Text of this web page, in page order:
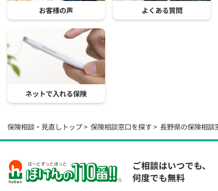
お客様の声 よくある質問
ネットで入れる保険
保険相談・見直しトップ 保険相談窓口を探す 長野県の保険相談
ご相談はいつでも、
何度でも無料